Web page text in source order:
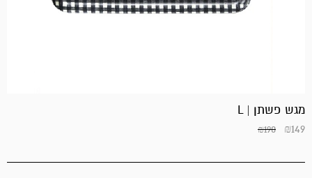
מגש פשתן | L
₪190 ₪149